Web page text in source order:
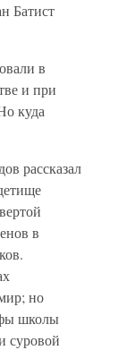
Батист
в
и при
куда
рассказал
в
но
школы
суровой